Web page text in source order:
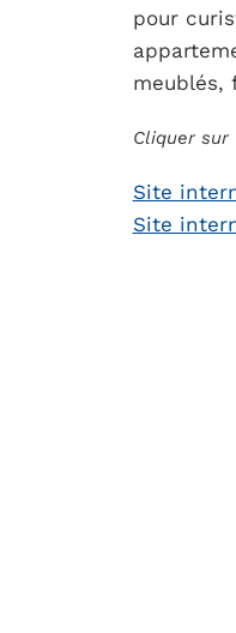
pour
meublés,
Cliquer sur
Site
Site